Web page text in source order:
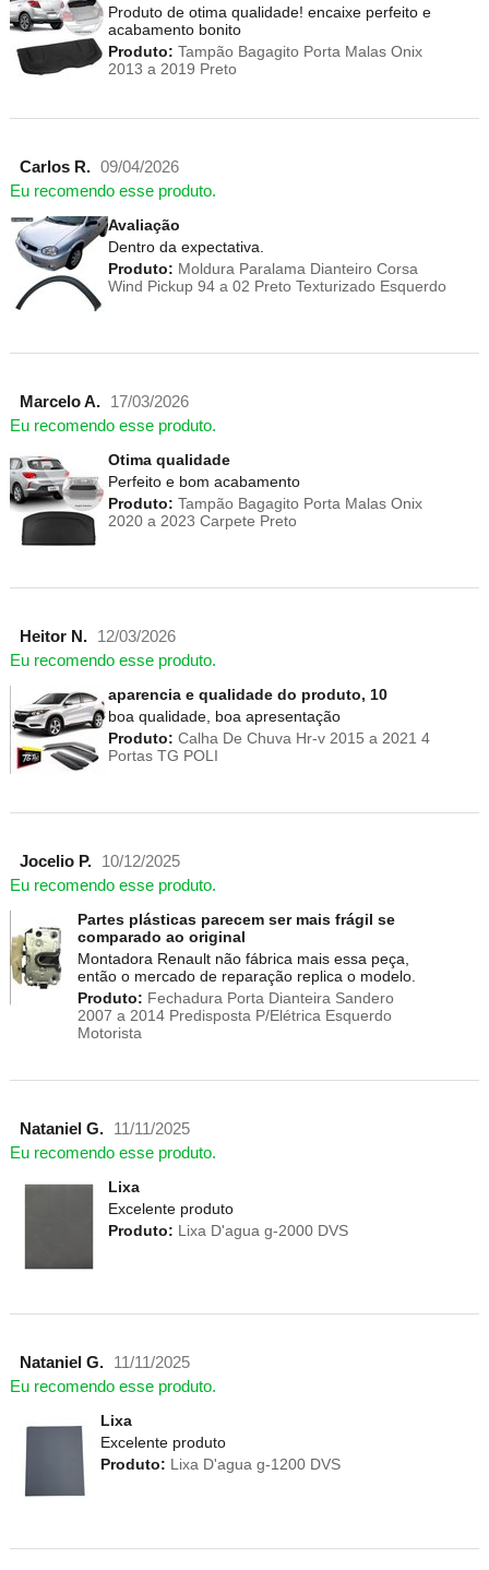
Produto de otima qualidade! encaixe perfeito e
acabamento bonito
Produto: Tampão Bagagito Porta Malas Onix
2013 a 2019 Preto
Carlos R. 09/04/2026
Eu recomendo esse produto.
Avaliação
Dentro da expectativa.
Produto: Moldura Paralama Dianteiro Corsa
Wind Pickup 94 a 02 Preto Texturizado Esquerdo
Marcelo A.
17/03/2026
Eu recomendo esse produto.
Otima qualidade
Perfeito e bom acabamento
Produto: Tampão Bagagito Porta Malas Onix
2020 a 2023 Carpete Preto
Heitor N.
12/03/2026
Eu recomendo esse produto.
aparencia e qualidade do produto, 10
boa qualidade, boa apresentação
Produto: Calha De Chuva Hr-v 2015 a 2021 4
Portas TG POLI
Jocelio P.
10/12/2025
Eu recomendo esse produto.
Partes plásticas parecem ser mais frágil se
comparado ao original
Montadora Renault não fábrica mais essa peça,
então o mercado de reparação replica o modelo.
Produto: Fechadura Porta Dianteira Sandero
2007 a 2014 Predisposta P/Elétrica Esquerdo
Motorista
Nataniel G.
11/11/2025
Eu recomendo esse produto.
Lixa
Excelente produto
Produto: Lixa D'agua g-2000 DVS
Nataniel G.
11/11/2025
Eu recomendo esse produto.
Lixa
Excelente produto
Produto: Lixa D'agua g-1200 DVS